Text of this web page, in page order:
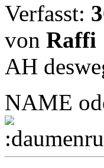
Verfasst:
von Raffi
AH
NAME